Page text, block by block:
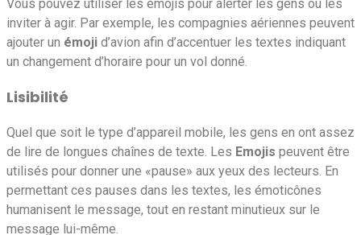
Vous pouvez utiliser les émojis pour alerter les gens ou les
inviter à agir. Par exemple, les compagnies aériennes peuvent
ajouter un émoji d’avion afin d’accentuer les textes indiquant
un changement d’horaire pour un vol donné.
Lisibilité
Quel que soit le type d’appareil mobile, les gens en ont assez
de lire de longues chaînes de texte. Les Emojis peuvent être
utilisés pour donner une «pause» aux yeux des lecteurs. En
permettant ces pauses dans les textes, les émoticônes
humanisent le message, tout en restant minutieux sur le
message lui-même.